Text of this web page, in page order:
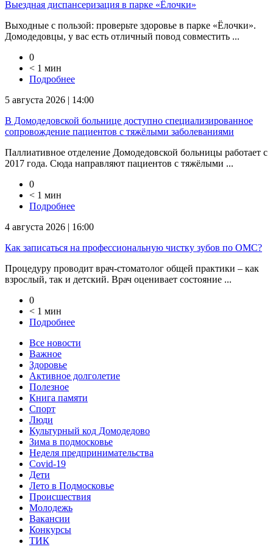
Выездная диспансеризация в парке «Ёлочки»
Выходные с пользой: проверьте здоровье в парке «Ёлочки».
Домодедовцы, у вас есть отличный повод совместить ...
0
< 1 мин
Подробнее
5 августа 2026 | 14:00
В Домодедовской больнице доступно специализированное
сопровождение пациентов с тяжёлыми заболеваниями
Паллиативное отделение Домодедовской больницы работает с
2017 года. Сюда направляют пациентов с тяжёлыми ...
0
< 1 мин
Подробнее
4 августа 2026 | 16:00
Как записаться на профессиональную чистку зубов по ОМС?
Процедуру проводит врач-стоматолог общей практики – как
взрослый, так и детский. Врач оценивает состояние ...
0
< 1 мин
Подробнее
Все новости
Важное
Здоровье
Активное долголетие
Полезное
Книга памяти
Спорт
Люди
Культурный код Домодедово
Зима в подмосковье
Неделя предпринимательства
Covid-19
Дети
Лето в Подмосковье
Происшествия
Молодежь
Вакансии
Конкурсы
ТИК